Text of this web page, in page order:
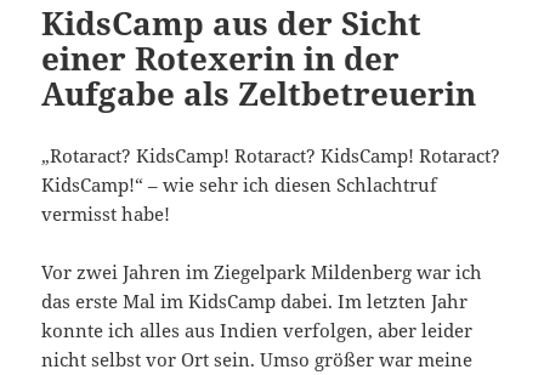
KidsCamp aus der Sicht
einer Rotexerin in der
Aufgabe als Zeltbetreuerin
„Rotaract? KidsCamp! Rotaract? KidsCamp! Rotaract?
KidsCamp!“ – wie sehr ich diesen Schlachtruf
vermisst habe!
Vor zwei Jahren im Ziegelpark Mildenberg war ich
das erste Mal im KidsCamp dabei. Im letzten Jahr
konnte ich alles aus Indien verfolgen, aber leider
nicht selbst vor Ort sein. Umso größer war meine